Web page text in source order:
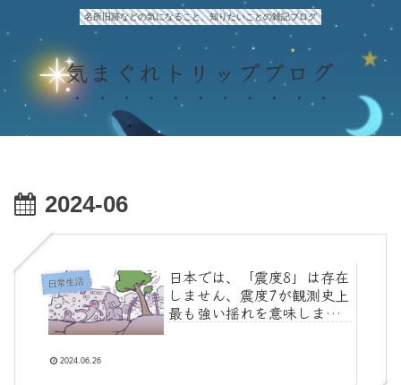
名所旧跡などの気になること、知りたいことの雑記ブログ
気まぐれトリップブログ
2024-06
日常生活
日本では、「震度8」は存在
しません、震度7が観測史上
最も強い揺れを意味しま
2024.06.26